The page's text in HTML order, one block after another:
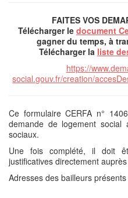
FAITES VOS
Télécharger le document
gagner du temps, à
Télécharger la liste
https://
social.gouv.fr/creation/
Ce formulaire CERFA n°
demande de logement social
sociaux.
Une fois complété, il doit
justificatives directement
Adresses des bailleurs